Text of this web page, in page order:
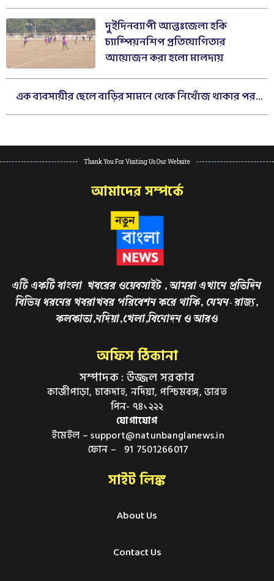
দুইদিনব্যাপী আন্তঃজেলা হকি
চ্যাম্পিয়নশিপ প্রতিযোগিতার
আয়োজন করা হলো মালদায়
এক ব্যবসায়ীর ছেলে বাড়ির সামনে থেকে নিখোঁজ থাকার পর...
Thank You For Visiting Us Our Website
আমাদের সম্পর্কে
এটি একটি বাংলা খবরের ওয়েবসাইট , আমরা এখানে প্রতিদিন
বিভিন্ন ধরনের খবরাখবর পরিবেশন করে থাকি, যেমন- রাজ্য,
কলকাতা,নদিয়া,খেলা,বিনোদন ও আরও
অফিস ঠিকানা
সম্পাদক : উজ্জল সরকার
কাজীপাড়া, চাকদাহ, নদিয়া, পশ্চিমবঙ্গ, ভারত
পিন- ৭৪১২২২
যোগাযোগ
ইমেইল – support@natunbanglanews.in
ফোন – 91 7501266017
সাইট লিঙ্ক
About Us
Contact Us